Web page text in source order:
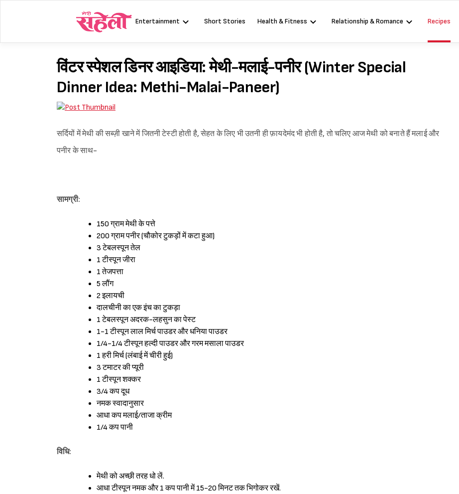
Entertainment Short Stories Health & Fitness Relationship & Romance Recipes
विंटर स्पेशल डिनर आइडिया: मेथी-मलाई-पनीर (Winter Special
Dinner Idea: Methi-Malai-Paneer)
सर्दियों में मेथी की सब्ज़ी खाने में जितनी टेस्टी होती है, सेहत के लिए भी उतनी ही फ़ायदेमंद भी होती है, तो चलिए आज मेथी को बनाते हैं मलाई और
पनीर के साथ-
सामग्री:
150 ग्राम मेथी के पत्ते
200 ग्राम पनीर (चौकोर टुकड़ों में कटा हुआ)
3 टेबलस्पून तेल
1 टीस्पून जीरा
1 तेजपत्ता
5 लौंग
2 इलायची
दालचीनी का एक इंच का टुकड़ा
1 टेबलस्पून अदरक-लहसुन का पेस्ट
1-1 टीस्पून लाल मिर्च पाउडर और धनिया पाउडर
1/4-1/4 टीस्पून हल्दी पाउडर और गरम मसाला पाउडर
1 हरी मिर्च (लंबाई में चीरी हुई)
3 टमाटर की प्यूरी
1 टीस्पून शक्कर
3/4 कप दूध
नमक स्वादानुसार
आधा कप मलाई/ताजा क्रीम
1/4 कप पानी
विधि:
मेथी को अच्छी तरह धो लें.
आधा टीस्पून नमक और 1 कप पानी में 15-20 मिनट तक भिगोकर रखें.